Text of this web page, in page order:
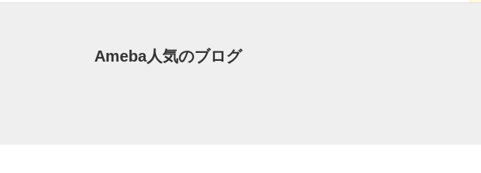
Ameba人気のブログ